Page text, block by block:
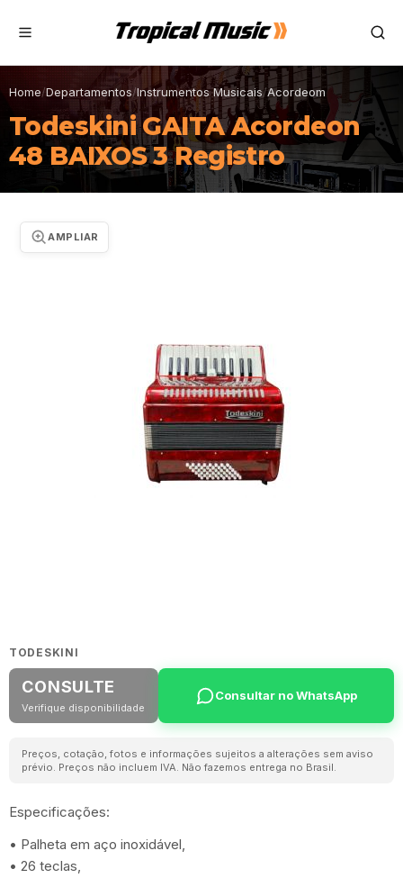
Home/Departamentos/Instrumentos Musicais/Acordeom
Todeskini GAITA Acordeon
48 BAIXOS 3 Registro
AMPLIAR
TODESKINI
CONSULTE
Verifique disponibilidade
Consultar no WhatsApp
Preços, cotação, fotos e informações sujeitos a alterações sem aviso
prévio. Preços não incluem IVA. Não fazemos entrega no Brasil.
Especificações:
• Palheta em aço inoxidável,
• 26 teclas,